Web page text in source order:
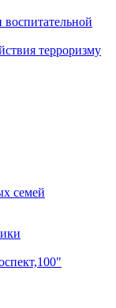
терроризму
семей